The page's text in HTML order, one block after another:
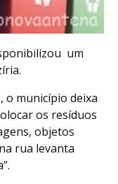
um
o município deixa
os resíduos
objetos
rua levanta